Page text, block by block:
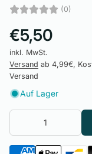
(0)
€5,50
inkl. MwSt.
Versand ab 4,99€,
Versand
Auf Lager